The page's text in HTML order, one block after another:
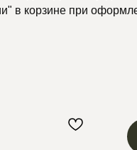
в корзине при